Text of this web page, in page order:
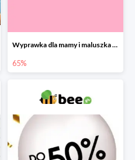
Wyprawka dla mamy i maluszka w Bee do -65%
65%